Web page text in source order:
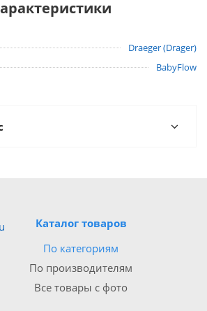
Draeger (Drager)
BabyFlow
Каталог товаров
По категориям
По производителям
Все товары с фото